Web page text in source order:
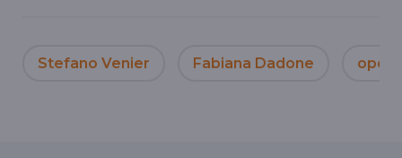
Stefano Venier Fabiana Dadone open